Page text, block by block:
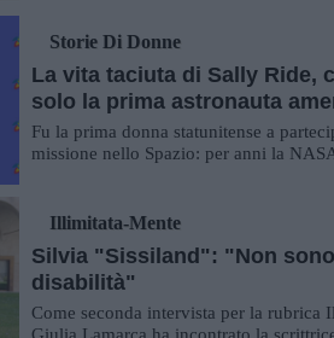
Storie Di Donne
La vita taciuta di Sally Ride,
solo la prima astronauta
Fu la prima donna statunitense a
missione nello Spazio: per anni la
Illimitata-Mente
Silvia "Sissiland": "Non
disabilità"
Come seconda intervista per la rubrica
Giulia Lamarca ha incontrato la